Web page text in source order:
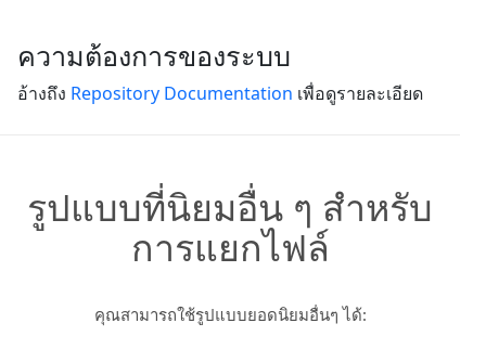
ความต้องการของระบบ
อ้างถึง Repository Documentation เพื่อดูรายละเอียด
รูปแบบที่นิยมอื่น ๆ สำหรับ
การแยกไฟล์
คุณสามารถใช้รูปแบบยอดนิยมอื่นๆ ได้: